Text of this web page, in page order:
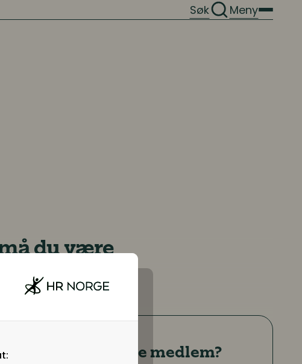
Søk Meny
du være
Er du ikke medlem?